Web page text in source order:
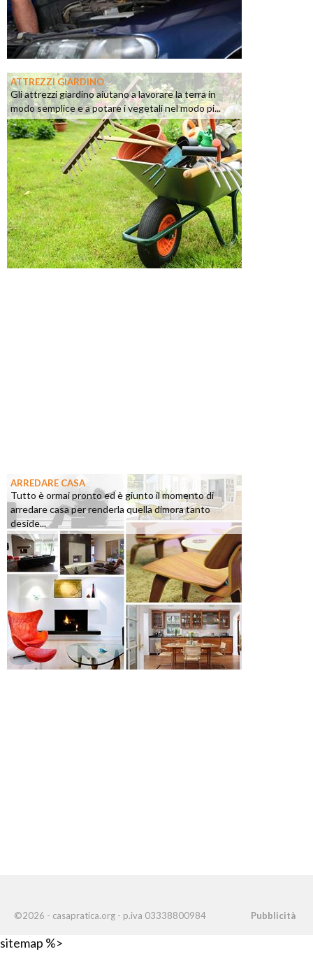
ATTREZZI GIARDINO
Gli attrezzi giardino aiutano a lavorare la terra in
modo semplice e a potare i vegetali nel modo pi...
ARREDARE CASA
Tutto è ormai pronto ed è giunto il momento di
arredare casa per renderla quella dimora tanto
deside...
©2026 - casapratica.org - p.iva 03338800984 Pubblicità
sitemap %>